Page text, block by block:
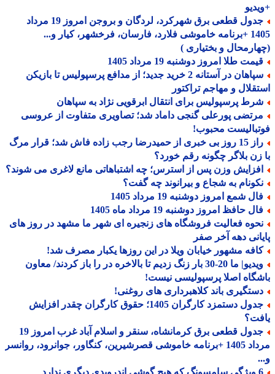
جدول قطعی برق شهرکرد، لردگان و بروجن امروز 19 مرداد
1405 +برنامه خاموشی فلارد، فارسان، فرخشهر، کیار و...
و بختیاری )
طلا امروز دوشنبه 19 مرداد 1405
سپاهان در آستانه 2 خرید جدید؛ از مدافع پرسپولیس تا بازیکن
و مهاجم تراکتور
پرسپولیس برای انتقال ابرقویی نژاد به سپاهان
پورعلی گنجی داماد شد؛ تصاویری متفاوت از عروسی
محبوب!
راز 15 روز بی خبری از حمیدرضا رجب زاده فاش شد؛ قرار مرگ
زن بلاگر چگونه رقم خورد؟
وزن پس از استرس؛ چه اشتباهاتی مانع لاغری می شوند؟
به شجاع و بیرانوند چه گفت؟
شمع امروز دوشنبه 19 مرداد 1405
حافظ امروز دوشنبه 19 مرداد ماه 1405
فعالیت فروشگاه های زنجیره ای شهر ما مشهد در روز های
دهه آخر صفر
مشهور خیابان ویلا در این روزها یکبار مصرف شد!
ویدیو| ما 20-30 بار زنگ زدیم تا بالاخره در را باز کردند/ معاون
اصلا پرسپولیسی نیست!
باند کلاهبرداری های روغنی!
جدول دستمزد کارگران 1405؛ حقوق کارگران چقدر افزایش
جدول قطعی برق کرمانشاه، سنقر و اسلام آباد غرب امروز 19
مرداد 1405 +برنامه خاموشی قصرشیرین، کنگاور، جوانرود، روانسر